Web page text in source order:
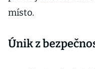
místo.
Únik z